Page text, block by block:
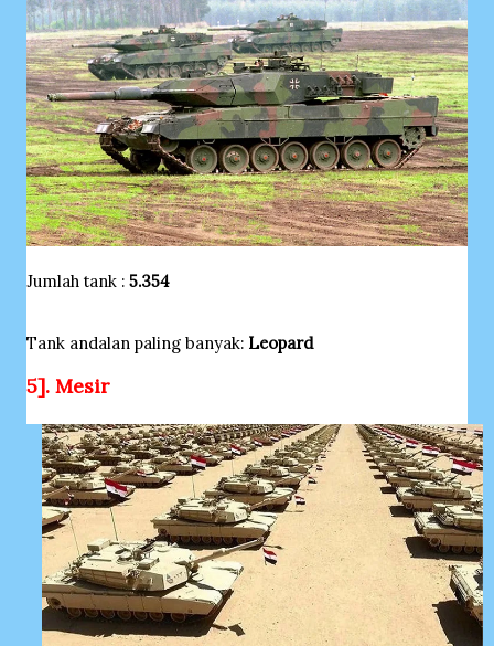
Jumlah tank : 5.354
Tank andalan paling banyak: Leopard
5]. Mesir